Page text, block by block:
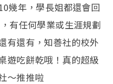
幾年，學長姐都還會回
有任何學業或生涯規劃
有還有，知善社的校外
遊吃餅乾哦！真的超級
～推推啦